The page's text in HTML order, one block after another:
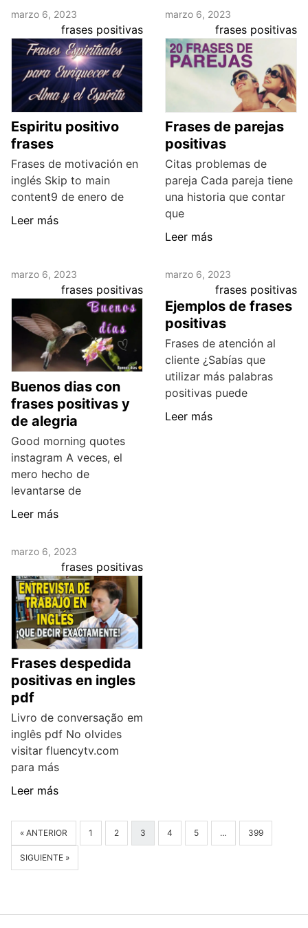
marzo 6, 2023
frases positivas
Espiritu positivo
frases
Frases de motivación en
inglés Skip to main
content9 de enero de
Leer más
marzo 6, 2023
frases positivas
Frases de parejas
positivas
Citas problemas de
pareja Cada pareja tiene
una historia que contar
que
Leer más
marzo 6, 2023
frases positivas
Buenos dias con
frases positivas y
de alegria
Good morning quotes
instagram A veces, el
mero hecho de
levantarse de
Leer más
marzo 6, 2023
frases positivas
Ejemplos de frases
positivas
Frases de atención al
cliente ¿Sabías que
utilizar más palabras
positivas puede
Leer más
marzo 6, 2023
frases positivas
Frases despedida
positivas en ingles
pdf
Livro de conversação em
inglês pdf No olvides
visitar fluencytv.com
para más
Leer más
« ANTERIOR 1 2 3 4 5 … 399
SIGUIENTE »